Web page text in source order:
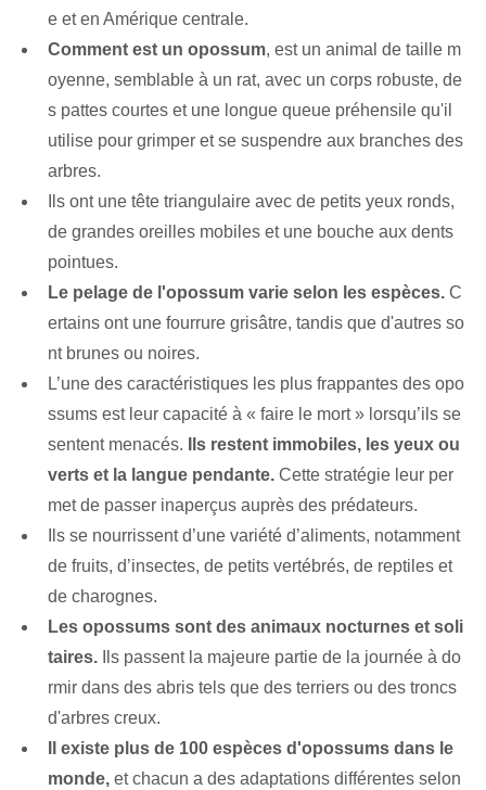
e et en Amérique centrale.
Comment est un opossum, est un animal de taille m
oyenne, semblable à un rat, avec un corps robuste, de
s pattes courtes et une longue queue préhensile qu'il
utilise pour grimper et se suspendre aux branches des
arbres.
Ils ont une tête triangulaire avec de petits yeux ronds,
de grandes oreilles mobiles et une bouche aux dents
pointues.
Le pelage de l'opossum varie selon les espèces. C
ertains ont une fourrure grisâtre, tandis que d'autres so
nt brunes ou noires.
L’une des caractéristiques les plus frappantes des opo
ssums est leur capacité à « faire le mort » lorsqu’ils se
sentent menacés.
Ils restent immobiles, les yeux ou
verts et la langue pendante. Cette stratégie leur per
met de passer inaperçus auprès des prédateurs.
Ils se nourrissent d’une variété d’aliments, notamment
de fruits, d’insectes, de petits vertébrés, de reptiles et
de charognes.
Les opossums sont des animaux nocturnes et soli
taires. Ils passent la majeure partie de la journée à do
rmir dans des abris tels que des terriers ou des troncs
d'arbres creux.
Il existe plus de 100 espèces d'opossums dans le
monde, et chacun a des adaptations différentes selon